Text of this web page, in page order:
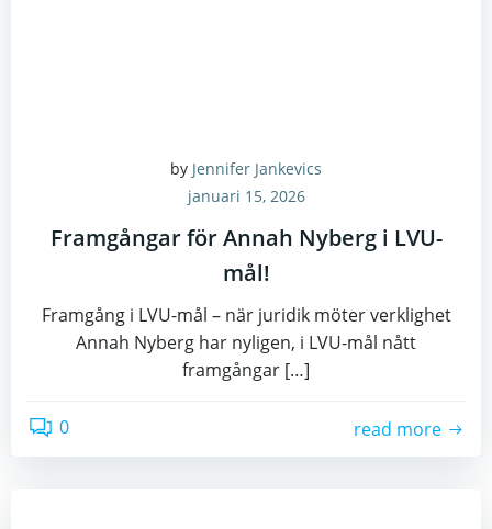
by Jennifer Jankevics
januari 15, 2026
Framgångar för Annah Nyberg i LVU-
mål!
Framgång i LVU-mål – när juridik möter verklighet
Annah Nyberg har nyligen, i LVU-mål nått
framgångar […]
0 read more